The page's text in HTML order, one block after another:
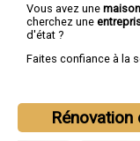
Vous avez une
cherchez une
d'état ?
Faites confiance à la
Rénovation